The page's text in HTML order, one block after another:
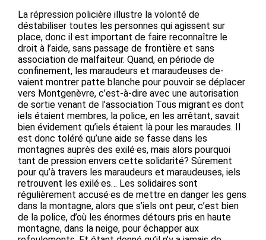
La répression policière illustre la volonté de
déstabiliser toutes les personnes qui agissent sur
place, donc il est important de faire reconnaître le
droit à l’aide, sans passage de frontière et sans
association de malfaiteur. Quand, en période de
confinement, les maraudeurs et maraudeuses de-
vaient montrer patte blanche pour pouvoir se déplacer
vers Montgenèvre, c’est-à-dire avec une autorisation
de sortie venant de l’association Tous migrant·es dont
iels étaient membres, la police, en les arrêtant, savait
bien évidement qu’iels étaient là pour les maraudes. Il
est donc toléré qu’une aide se fasse dans les
montagnes auprès des exilé·es, mais alors pourquoi
tant de pression envers cette solidarité? Sûrement
pour qu’à travers les maraudeurs et maraudeuses, iels
retrouvent les exilé·es… Les solidaires sont
régulièrement accusé·es de mettre en danger les gens
dans la montagne, alors que s’iels ont peur, c’est bien
de la police, d’où les énormes détours pris en haute
montagne, dans la neige, pour échapper aux